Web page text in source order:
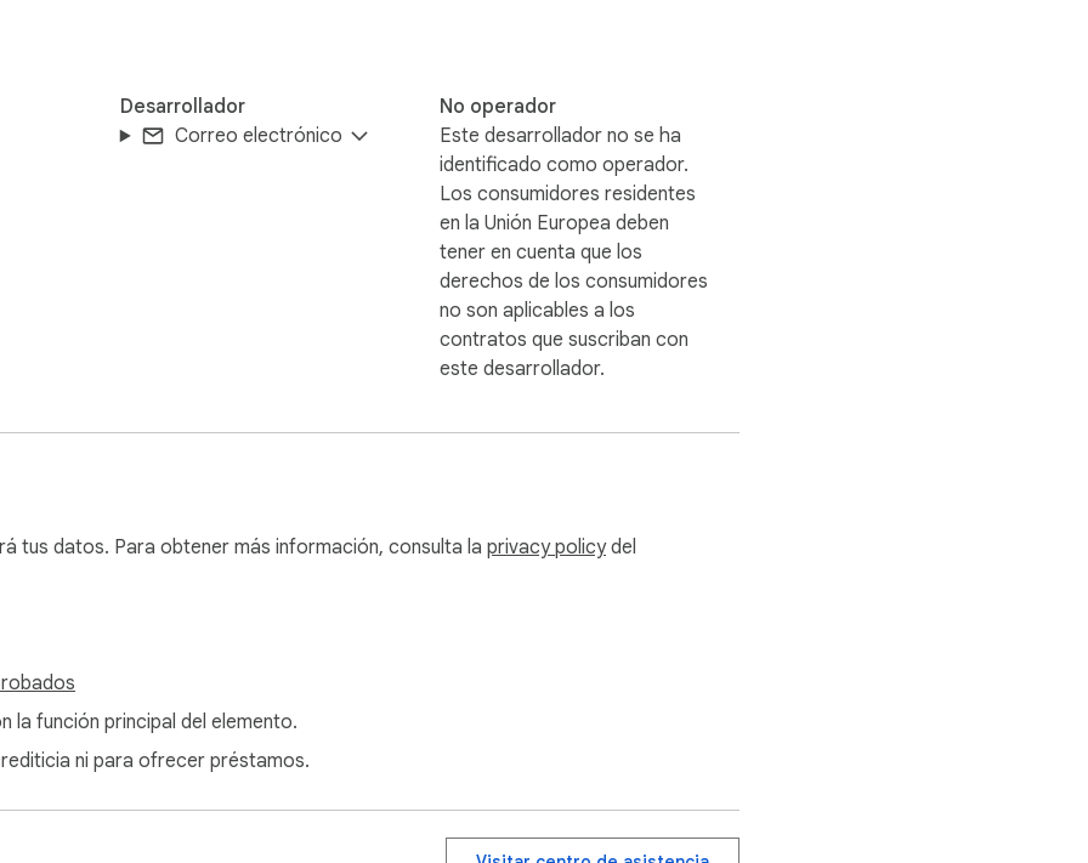
fácil y sencillo: ¡instálelo ahora para mejorar la eficiencia de su trabajo de comercio
Desarrollador
Correo electrónico
No operador
Este desarrollador no se ha
identificado como operador.
Los consumidores residentes
en la Unión Europea deben
tener en cuenta que los
derechos de los consumidores
no son aplicables a los
contratos que suscriban con
este desarrollador.
tus datos. Para obtener más información, consulta la privacy policydel
la función principal del elemento.
ni para ofrecer préstamos.